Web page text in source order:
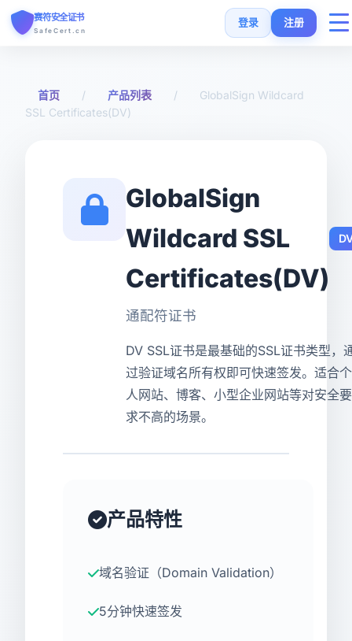
赛符安全证书
SafeCert.cn
登录 注册
CNY
首页 / 产品列表 /
GlobalSign Wildcard
SSL Certificates(DV)
GlobalSign
Wildcard SSL
Certificates(DV)
通配符证书
DV SSL证书是最基础的SSL证书类型，
过验证域名所有权即可快速签发。适合个
人网站、博客、小型企业网站等对安全要
求不高的场景。
产品特性
域名验证（Domain Validation）
5分钟快速签发